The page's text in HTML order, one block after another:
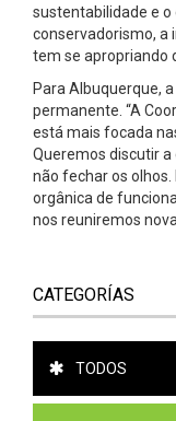
sustentabilidade e
conservadorismo, a
tem se apropriando
Para Albuquerque,
permanente. “A
está mais focada
Queremos discutir
não fechar os
orgânica de
nos reuniremos
CATEGORÍAS
TODOS